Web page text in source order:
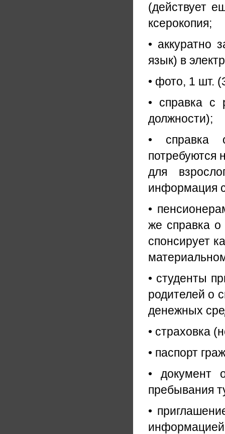
(действует
ксерокопия;
• аккуратно
язык) в
• фото, 1 шт.
• справка с
должности);
• справка
потребуются
для
информация
•
же справка о
спонсирует
• студенты
родителей о
денежных
• страховка
• паспорт
• документ
пребывания
•